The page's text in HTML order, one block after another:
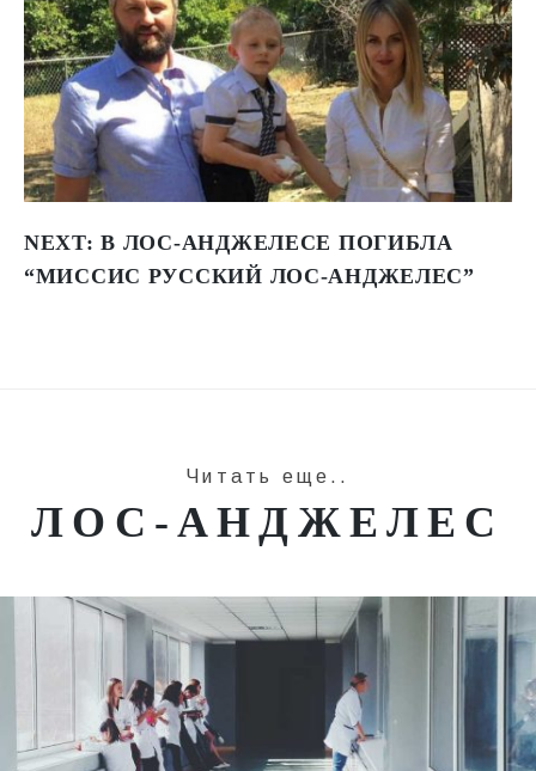
NEXT: В ЛОС-АНДЖЕЛЕСЕ ПОГИБЛА
“МИССИС РУССКИЙ ЛОС-АНДЖЕЛЕС”
Читать еще..
ЛОС-АНДЖЕЛЕС